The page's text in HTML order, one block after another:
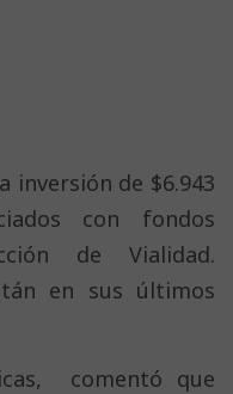
inversión de $6.943
con fondos
de Vialidad.
en sus últimos
comentó que